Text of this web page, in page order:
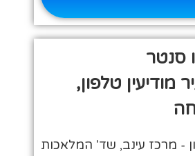
סנטר
מודיעין טלפון,
- מרכז עינב, שד' המלאכות